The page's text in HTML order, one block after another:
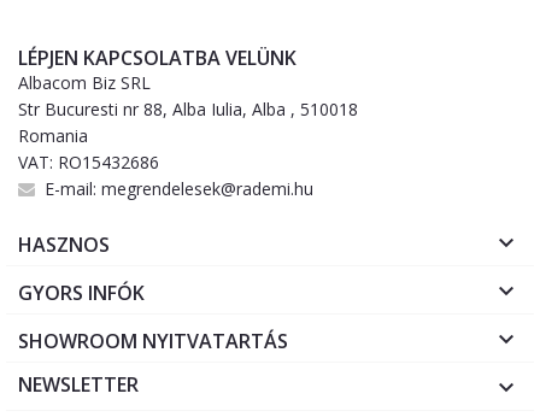
LÉPJEN KAPCSOLATBA VELÜNK
Albacom Biz SRL
Str Bucuresti nr 88, Alba Iulia, Alba , 510018
Romania
VAT: RO15432686
E-mail: megrendelesek@rademi.hu
HASZNOS 
GYORS INFÓK 
SHOWROOM NYITVATARTÁS 
NEWSLETTER 